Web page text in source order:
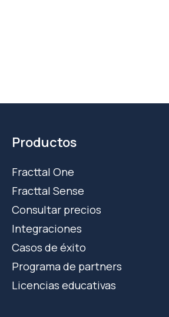
Productos
Fracttal One
Fracttal Sense
Consultar precios
Integraciones
Casos de éxito
Programa de partners
Licencias educativas